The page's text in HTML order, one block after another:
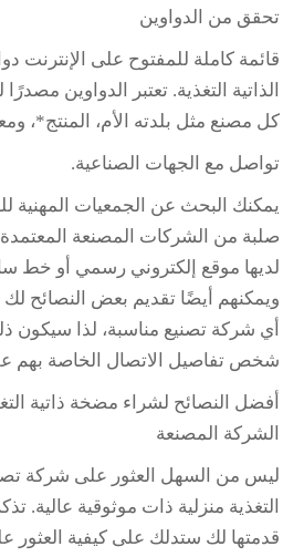
تحقق من الدواوين
قائمة كاملة للمفتوح على الإنترنت
الذاتية التغذية. تعتبر الدواوين
كل مصنع مثل بلدته الأم، المنتج*،
تواصل مع الجهات الصناعية.
يمكنك البحث عن الجمعيات المهنية
صلبة من الشركات المصنعة
لديها موقع إلكتروني رسمي أو خط
ويمكنهم أيضًا تقديم بعض النصائح
أي شركة تصنيع مناسبة، لذا سيكون
شخص تفاصيل الاتصال الخاصة بهم
أفضل النصائح لشراء مضخة ذاتية
الشركة المصنعة
ليس من السهل العثور على شركة
التغذية منزلية ذات موثوقية عالية.
قدمتها لك ستدلك على كيفية العثور